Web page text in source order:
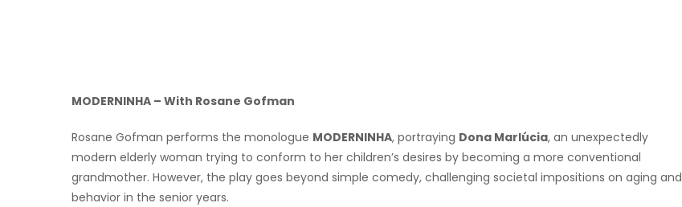
MODERNINHA – With Rosane Gofman
Rosane Gofman performs the monologue MODERNINHA, portraying Dona Marlúcia, an unexpectedly
modern elderly woman trying to conform to her children’s desires by becoming a more conventional
grandmother. However, the play goes beyond simple comedy, challenging societal impositions on aging and
behavior in the senior years.